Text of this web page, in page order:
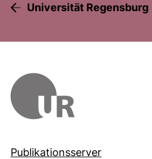
Universität Regensburg
Publikationsserver